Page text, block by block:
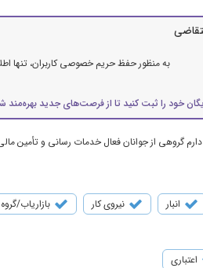
به منظور حفظ حریم خصوصی کاربران، تنها
خود را ثبت کنید تا از فرصت‌های جدید بهره‌مند
دارم گروهی از جوانان فعال خدمات رسانی و تأمین
انبار نیروی کار بازاریاب/
اعتباری